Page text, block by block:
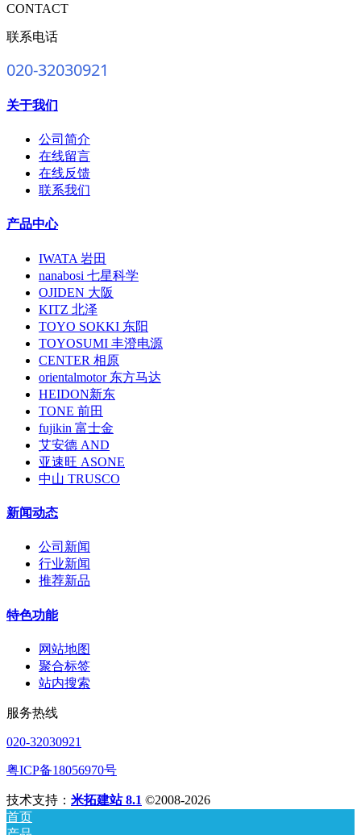
CONTACT
联系电话
020-32030921
关于我们
公司简介
在线留言
在线反馈
联系我们
产品中心
IWATA 岩田
nanabosi 七星科学
OJIDEN 大阪
KITZ 北泽
TOYO SOKKI 东阳
TOYOSUMI 丰澄电源
CENTER 相原
orientalmotor 东方马达
HEIDON新东
TONE 前田
fujikin 富士金
艾安德 AND
亚速旺 ASONE
中山 TRUSCO
新闻动态
公司新闻
行业新闻
推荐新品
特色功能
网站地图
聚合标签
站内搜索
服务热线
020-32030921
粤ICP备18056970号
技术支持： 米拓建站 8.1 ©2008-2026
首页